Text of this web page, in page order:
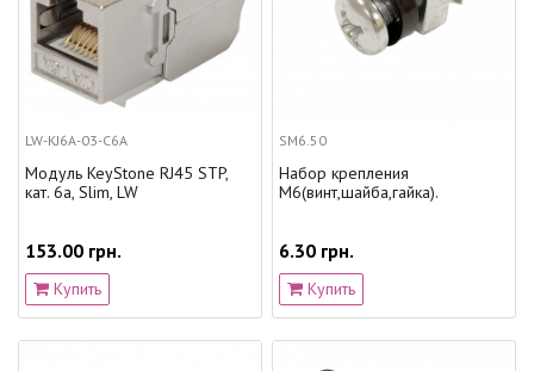
LW-KJ6A-03-C6A
Модуль KeyStone RJ45 STP,
кат. 6a, Slim, LW
153.00 грн.
Купить
SM6.50
Набор крепления
М6(винт,шайба,гайка).
6.30 грн.
Купить